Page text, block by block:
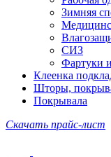
Зимняя
СИЗ
Фартуки
Клеенка
Шторы,
Покрывала
Скачать прайс-лист